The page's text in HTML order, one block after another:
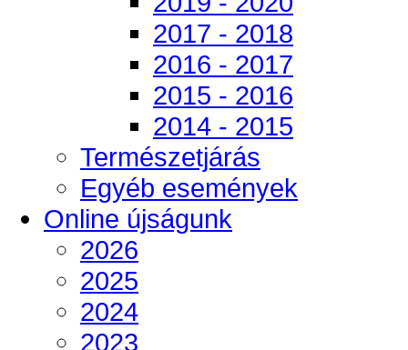
2017 - 2018
2016 - 2017
2015 - 2016
2014 - 2015
Természetjárás
Egyéb események
Online újságunk
2026
2025
2024
2023